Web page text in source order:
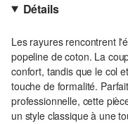
Détails
Les rayures rencontrent
popeline de coton. La
confort, tandis que le col
touche de formalité.
professionnelle, cette
un style classique à une